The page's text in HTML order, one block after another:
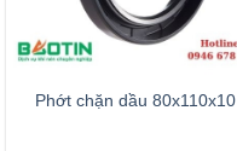
Phớt chặn dầu 80x110x10